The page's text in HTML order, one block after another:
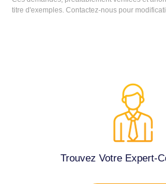
titre d'exemples. Contactez-nous pour
Trouvez Votre Expert-